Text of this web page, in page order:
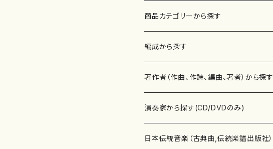
商品カテゴリーから探す
楽譜
書籍
書籍
テキストブック
CD・DVD
チケット
編成から探す
邦楽器
箏・琴（ソロ）
箏・琴（合奏）
合唱
混声合唱
歌・声
著作者（作曲、作詩、編曲、著者）から探す
あ行
青木省三(アオキ ショウゾウ)
か行
演奏家から探す(CD/DVDのみ)
邦楽（箏、三味線、尺八等）演奏家
日本伝統音楽（古典曲,伝統楽譜出版社）